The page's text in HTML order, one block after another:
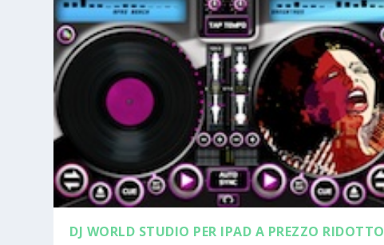
DJ WORLD STUDIO PER IPAD A PREZZO RIDOTTO